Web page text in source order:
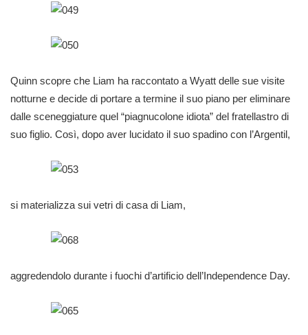
Quinn scopre che Liam ha raccontato a Wyatt delle sue visite
notturne e decide di portare a termine il suo piano per eliminare
dalle sceneggiature quel “piagnucolone idiota” del fratellastro di
suo figlio. Così, dopo aver lucidato il suo spadino con l’Argentil,
si materializza sui vetri di casa di Liam,
aggredendolo durante i fuochi d’artificio dell’Independence Day.